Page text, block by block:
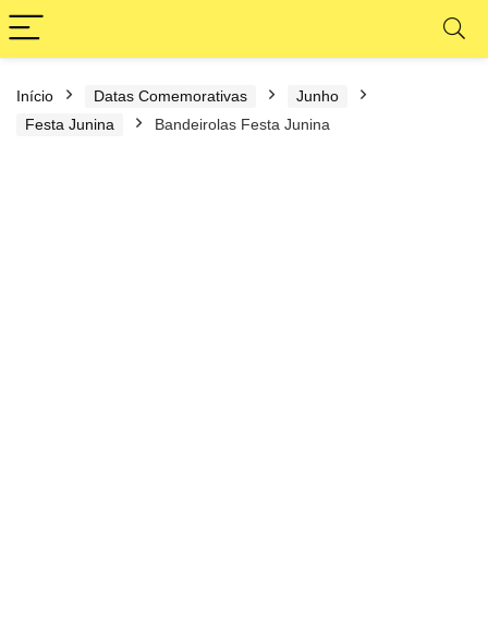
Início Datas Comemorativas
Junho
Festa Junina
Bandeirolas Festa Junina